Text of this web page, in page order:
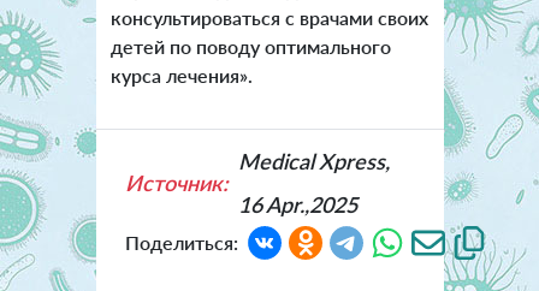
консультироваться с врачами своих
детей по поводу оптимального
курса лечения».
Источник:
Medical Xpress,
16 Apr.,2025
Поделиться: